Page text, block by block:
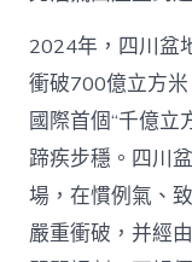
2024年，四川盆
衝破700億立方
國際首個“千億立
蹄疾步穩。四川
場，在慣例氣、
嚴重衝破，并經